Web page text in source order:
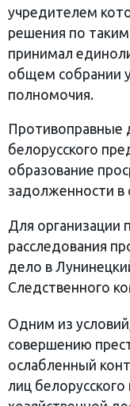
учредителем
решения по
принимал
общем собрании
полномочия.
Противоправные
белорусского
образование
задолженности в
Для организации
расследования
дело в
Следственного
Одним из
совершению
ослабленный
лиц